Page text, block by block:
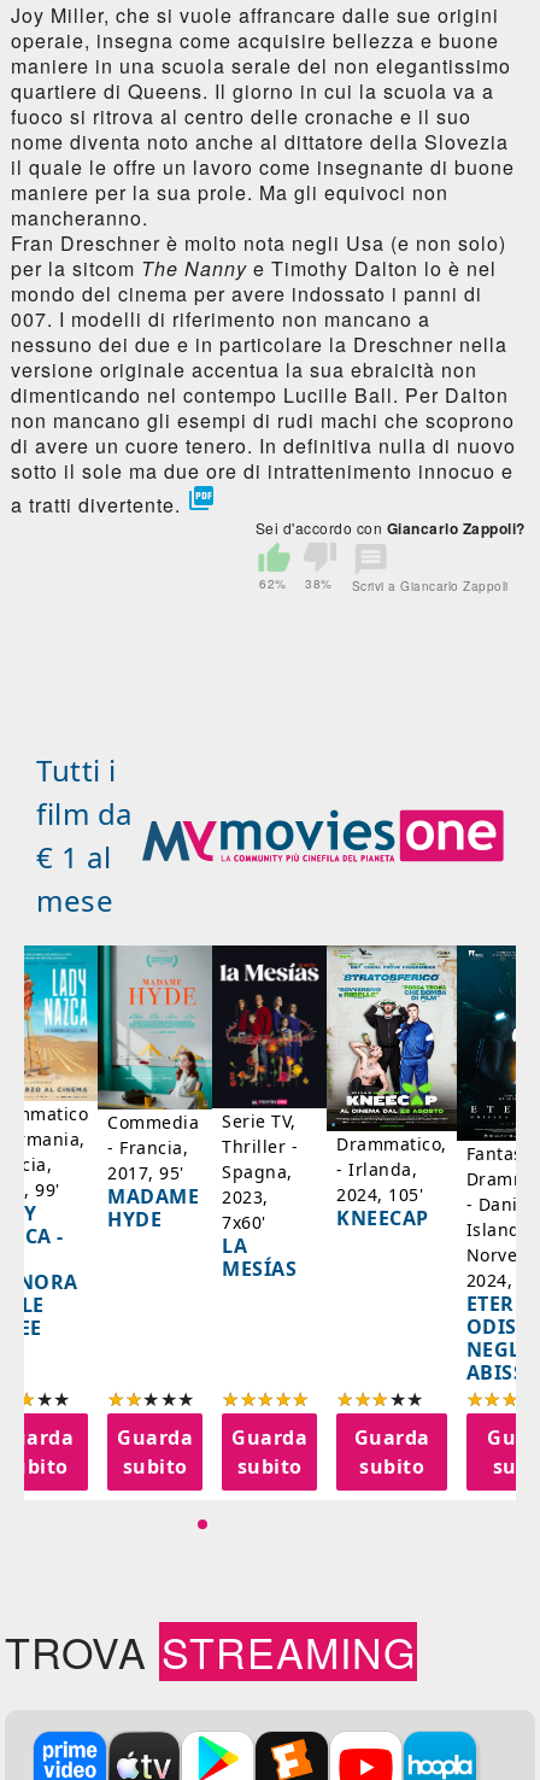
Joy Miller, che si vuole affrancare dalle sue origini
operaie, insegna come acquisire bellezza e buone
maniere in una scuola serale del non elegantissimo
quartiere di Queens. Il giorno in cui la scuola va a
fuoco si ritrova al centro delle cronache e il suo
nome diventa noto anche al dittatore della Slovezia
il quale le offre un lavoro come insegnante di buone
maniere per la sua prole. Ma gli equivoci non
mancheranno.
Fran Dreschner è molto nota negli Usa (e non solo)
per la sitcom The Nannye Timothy Dalton lo è nel
mondo del cinema per avere indossato i panni di
007. I modelli di riferimento non mancano a
nessuno dei due e in particolare la Dreschner nella
versione originale accentua la sua ebraicità non
dimenticando nel contempo Lucille Ball. Per Dalton
non mancano gli esempi di rudi machi che scoprono
di avere un cuore tenero. In definitiva nulla di nuovo
sotto il sole ma due ore di intrattenimento innocuo e
a tratti divertente. 
Sei d'accordo con Giancarlo Zappoli?
62% 38% Scrivi a Giancarlo Zappoli
Tutti i
film da
€ 1 al
mese
99'
-
subito
Commedia
- Francia,
2017, 95'
MADAME
HYDE
Guarda
subito
Serie TV,
Thriller -
Spagna,
2023,
7x60'
LA
MESÍAS
Guarda
subito
Drammatico,
- Irlanda,
2024, 105'
KNEECAP
Guarda
subito
-
Islanda,
2024,
NEGLI
ABISSI
TROVA STREAMING